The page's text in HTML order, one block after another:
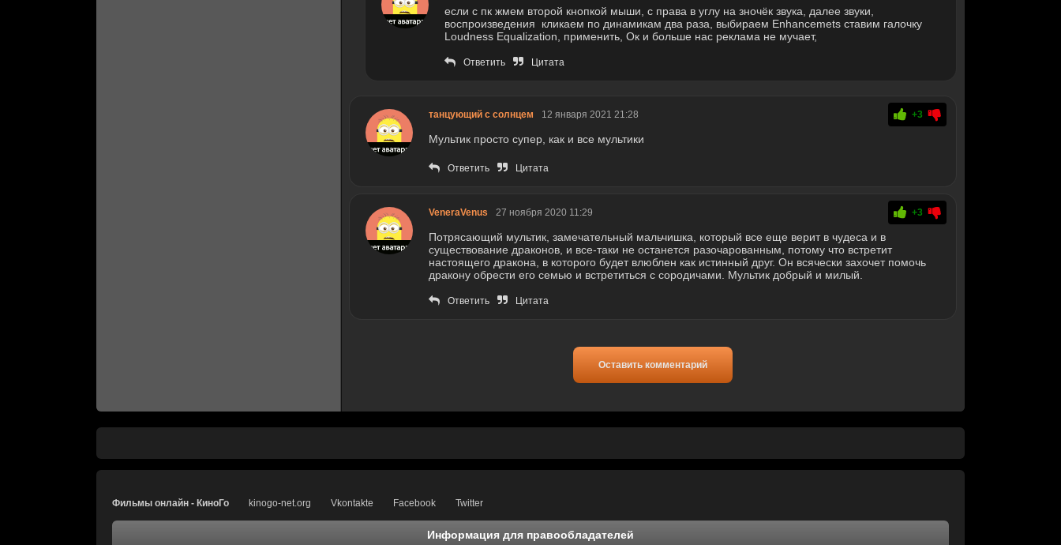
если с пк жмем второй кнопкой мыши, с права в углу на зночёк звука, далее звуки,
воспроизведения кликаем по динамикам два раза, выбираем Enhancemets ставим галочку
Loudness Equalization, применить, Ок и больше нас реклама не мучает,
Ответить Цитата
танцующий с солнцем 12 января 2021 21:28 +3
Мультик просто супер, как и все мультики
Ответить Цитата
VeneraVenus 27 ноября 2020 11:29 +3
Потрясающий мультик, замечательный мальчишка, который все еще верит в чудеса и в
существование драконов, и все-таки не останется разочарованным, потому что встретит
настоящего дракона, в которого будет влюблен как истинный друг. Он всячески захочет помочь
дракону обрести его семью и встретиться с сородичами. Мультик добрый и милый.
Ответить Цитата
Оставить комментарий
Фильмы онлайн - КиноГо kinogo-net.org Vkontakte Facebook Twitter
Информация для правообладателей